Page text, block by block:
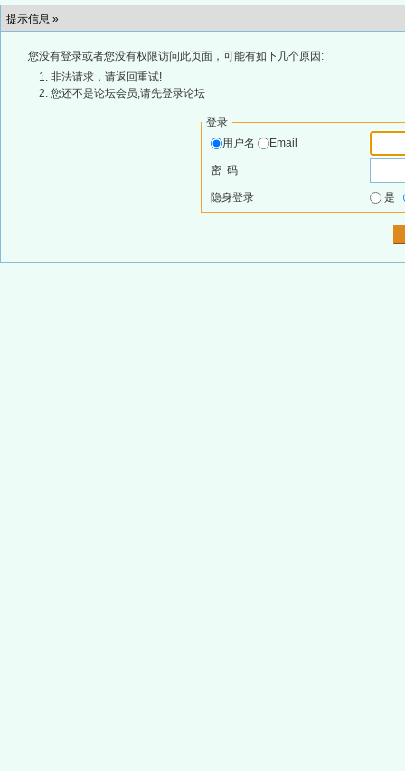
提示信息 »
您没有登录或者您没有权限访问此页面，可能有如下几个原因:
非法请求，请返回重试!
您还不是论坛会员,请先登录论坛
登录
用户名
Email
密 码
隐身登录 是